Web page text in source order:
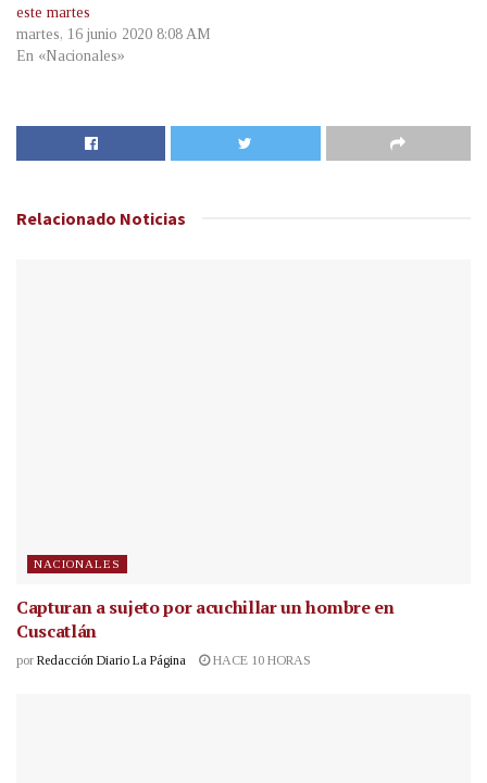
este martes
martes, 16 junio 2020 8:08 AM
En «Nacionales»
Relacionado Noticias
NACIONALES
Capturan a sujeto por acuchillar un hombre en
Cuscatlán
por Redacción Diario La Página HACE 10 HORAS